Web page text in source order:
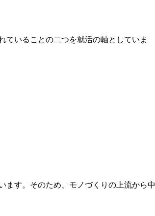
ていることの二つを就活の軸としていま
ます。そのため、モノづくりの上流から中